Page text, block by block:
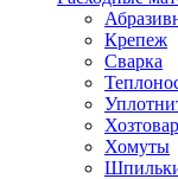
Крепеж
Сварка
Хомуты